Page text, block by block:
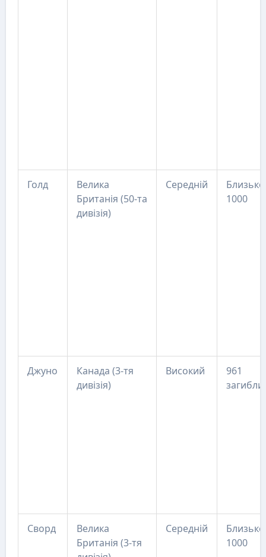
Голд
Велика
Британія (50-та
дивізія)
Середній
Близько
1000
Джуно
Канада (3-тя
дивізія)
Високий
961
Сворд
Велика
Британія (3-тя
Середній
Близько
1000